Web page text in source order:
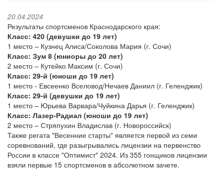
20.04.2024
Результаты спортсменов Краснодарского края:
Класс: 420 (девушки до 19 лет)
1 место – Кузнец Алиса/Соколова Мария (г. Сочи)
Класс: Зум 8 (юниоры до 20 лет)
2 место – Кутейко Максим (г. Сочи)
Класс: 29-й (юноши до 19 лет)
1 место - Евсеенко Вселовод/Нечаев Даниил (г. Геленджик)
Класс: 29-й (девушки до 19 лет)
1 место – Юрьева Варвара/Чуйкина Дарья (г. Геленджик)
Класс: Лазер-Радиал (юноши до 19 лет)
2 место – Стряпухин Владислав (г. Новороссийск)
Также регата "Весенние старты" является первой из семи
соревнований, где разыгрывались лицензии на первенство
России в классе "Оптимист" 2024. Из 355 гонщиков лицензии
взяли первые 15 спортсменов в абсолютном зачете.